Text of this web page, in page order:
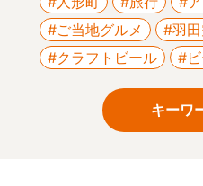
#ご当地グルメ
#羽
#クラフトビール
#
キーワ